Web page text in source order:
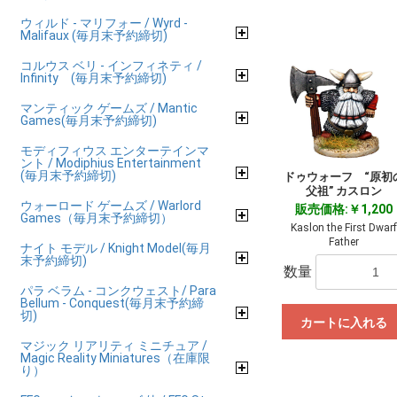
ウィルド - マリフォー / Wyrd -
Malifaux (毎月末予約締切)
コルウス ベリ - インフィネティ /
Infinity (毎月末予約締切)
マンティック ゲームズ / Mantic
Games(毎月末予約締切)
モディフィウス エンターテインマ
ント / Modiphius Entertainment
(毎月末予約締切)
ウォーロード ゲームズ / Warlord
Games（毎月末予約締切）
ナイト モデル / Knight Model(毎月
末予約締切)
パラ ベラム - コンクウェスト/ Para
Bellum - Conquest(毎月末予約締
切)
マジック リアリティ ミニチュア /
Magic Reality Miniatures（在庫限
り）
ドゥウォーフ “原初
父祖” カスロン
販売価格:￥1,200
Kaslon the First Dwarf
Father
数量
カートに入れる